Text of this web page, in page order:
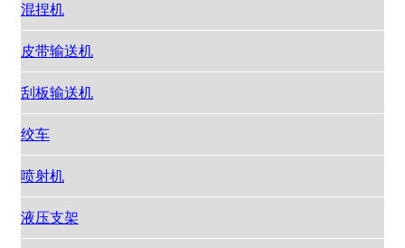
混捏机
皮带输送机
刮板输送机
绞车
喷射机
液压支架